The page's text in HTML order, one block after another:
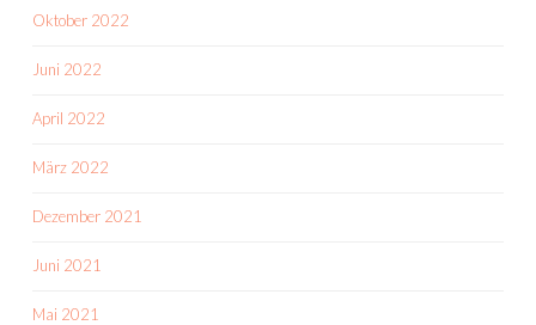
Oktober 2022
Juni 2022
April 2022
März 2022
Dezember 2021
Juni 2021
Mai 2021